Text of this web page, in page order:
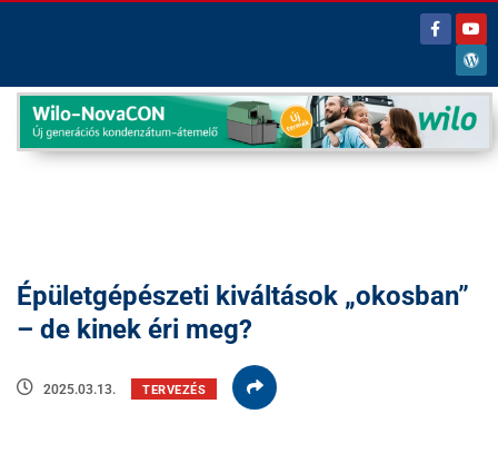
Épületgépészeti kiváltások „okosban”
– de kinek éri meg?
2025.03.13. TERVEZÉS